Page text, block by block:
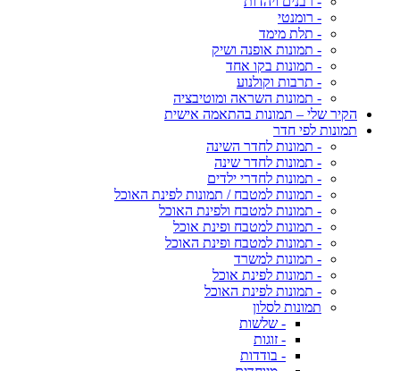
- רומנטי
- תלת מימד
- תמונות אופנה ושיק
- תמונות בקו אחד
- תרבות וקולנוע
- תמונות השראה ומוטיבציה
הקיר שלי – תמונות בהתאמה אישית
תמונות לפי חדר
- תמונות לחדר השינה
- תמונות לחדר שינה
- תמונות לחדרי ילדים
- תמונות למטבח / תמונות לפינת האוכל
- תמונות למטבח ולפינת האוכל
- תמונות למטבח ופינת אוכל
- תמונות למטבח ופינת האוכל
- תמונות למשרד
- תמונות לפינת אוכל
- תמונות לפינת האוכל
תמונות לסלון
- שלשות
- זוגות
- בודדות